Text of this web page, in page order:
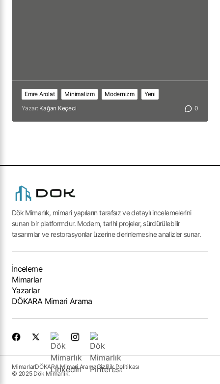
Emre Arolat Minimalizm Modernizm
Yeni
Yazar: Kağan Keçeci 0
Dök Mimarlık, mimari yapıların tarafsız ve detaylı incelemelerini
sunan bir platformdur. Modern, tarihi projeler, sürdürülebilir
tasarımlar ve restorasyonlar üzerine derinlemesine analizler sunar.
İnceleme
Mimarlar
Yazarlar
DÖKARA Mimari Arama
MimarlarDÖKARA Mimari AramaGizlilik Politikası
© 2025 Dök Mimarlık.